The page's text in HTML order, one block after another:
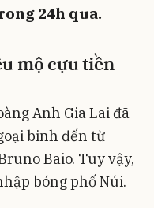
24h qua.
mộ cựu tiền
Anh Gia Lai đã
binh đến từ
Baio. Tuy vậy,
bóng phố Núi.